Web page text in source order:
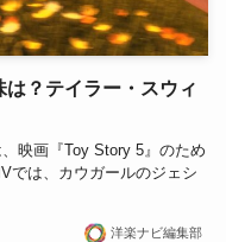
は？テイラー・スウィ
映画『Toy Story 5』のため
では、カウガールのジェシ
洋楽ナビ編集部